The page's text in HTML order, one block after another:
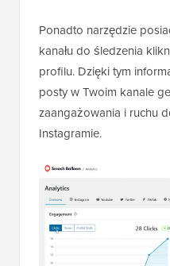
Ponadto narzędzie
kanału do śledzenia
profilu. Dzięki tym
posty w Twoim kanale
zaangażowania i ruchu
Instagramie.